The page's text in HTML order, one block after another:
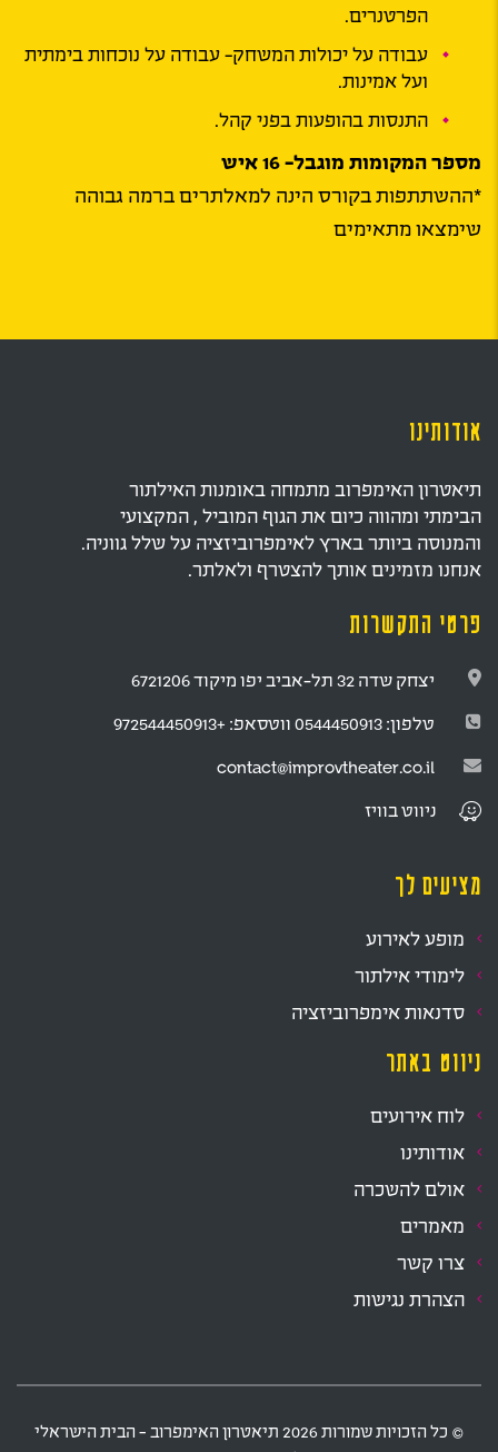
הפרטנרים.
עבודה על יכולות המשחק- עבודה על נוכחות בימתית
ועל אמינות.
התנסות בהופעות בפני קהל.
מספר המקומות מוגבל- 16 איש
*ההשתתפות בקורס הינה למאלתרים ברמה גבוהה
שימצאו מתאימים
אודותינו
תיאטרון האימפרוב מתמחה באומנות האילתור
הבימתי ומהווה כיום את הגוף המוביל , המקצועי
והמנוסה ביותר בארץ לאימפרוביזציה על שלל גווניה.
אנחנו מזמינים אותך להצטרף ולאלתר.
פרטי התקשרות
יצחק שדה 32 תל-אביב יפו מיקוד 6721206
טלפון: 0544450913 ווטסאפ: +972544450913
contact@improvtheater.co.il
ניווט בוויז
מציעים לך
מופע לאירוע
לימודי אילתור
סדנאות אימפרוביזציה
ניווט באתר
לוח אירועים
אודותינו
אולם להשכרה
מאמרים
צרו קשר
הצהרת נגישות
‫© כל הזכויות שמורות 2026 תיאטרון האימפרוב - הבית הישראלי